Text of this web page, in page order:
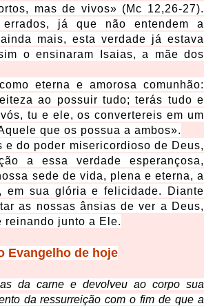
mas de vivos» (Mc 12,26-27).
já que não entendem a
mais, esta verdade já estava
o ensinaram Isaias, a mãe dos
eterna e amorosa comunhão:
ao possuir tudo; terás tudo e
tu e ele, os convertereis em um
que os possua a ambos».
do poder misericordioso de Deus,
a essa verdade esperançosa,
sede de vida, plena e eterna, a
em sua glória e felicidade. Diante
as nossas ânsias de ver a Deus,
reinando junto a Ele.
Evangelho de hoje
da carne e devolveu ao corpo sua
da ressurreição com o fim de que a